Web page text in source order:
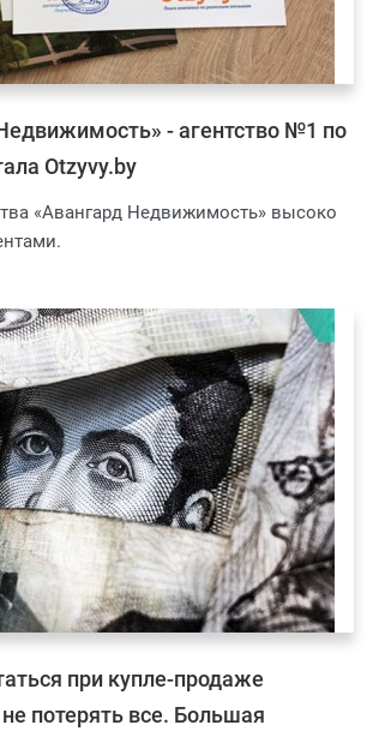
- агентство №1 по
Otzyvy.by
«Авангард Недвижимость» высоко
при купле-продаже
потерять все. Большая